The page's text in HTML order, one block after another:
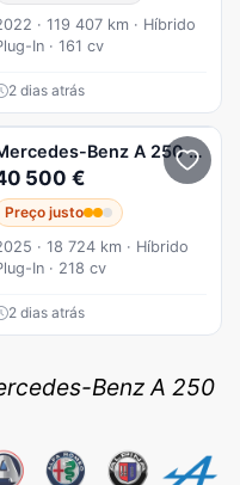
· 119 407 km · Híbrido
In · 161 cv
2 dias atrás
Progressive
Benz A 250 e 8G-
500 €
Preço justo
· 18 724 km · Híbrido
In · 218 cv
2 dias atrás
Benz A 250